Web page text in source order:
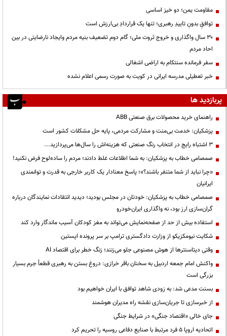
مقاومت یمن؛ دو خیز اساسی
توافقِ بدونِ تاییدِ رهبری؛ تنها یک قراردادِ بی‌ارزش است
۳۰ سال واگذاری و خروج ثروت ملی؛ گام دوم تضعیف بنیه مردم وایجاد نارضایتی در بین
احاد مردم
سفر فرمانده سنتکام به اراضی اشغالی
خبر تعطیلی مدرسه ایرانی در کویت به صورت رسمی اعلام نشده
پربازدید ها
راهنمای خرید محصولات برق صنعتی ABB
پزشکیان: خدمت بی‌منت و مشارکت مردمی، پایه حل مشکلات کشور است
3 اشتباه رایج در انتخاب رنگ صنعتی که هزینه‌اش را سال‌ها می‌پردازید...
صمصامی خطاب به پزشکیان: به شما اطلاعات غلط دادند؛ مردم را ساده‌لوح فرض نکنید!
«چرا نباید از شما متنفر باشند؟»؛ پاسخ معنادار یک کاربر خارجی به قدرت و توانمندی
ایرانیان
صمصامی خطاب به پزشکیان: خودتان در مجلس بودید؛ دیدید انتقادات نمایندگان درباره
گران‌سازی ارز بود، نه واگذاری ایران‌خودرو
استفاده بیش از حد از صفحه‌نمایش می‌تواند به مغز کودکان آسیب ماندگار وارد کند
شکایت نیومکزیکو از وزارت دادگستری ترامپ بر سر پرونده اپستین
وقتی دیتاسنترها از هوش مصنوعی جلو می‌زنند؛ زنگ خطر برای اقتصاد AI
واکنش امام جمعه اردبیل به سخنان باقر خرازی: دروغ بستن به رهبری قطعاً جرم بسیار
بزرگی است
بسنت مدعی شد: به زودی شاهد توافق با ایران خواهیم بود
از خبرسازی تا جریان‌سازی نقشه راه مدیران هوشمند
جای خالی «اقتصاد جنگی» در شرایط جنگی
اتحادیه اروپا ۵ فرد مرتبط با صنایع دفاعی روسیه را تحریم کرد